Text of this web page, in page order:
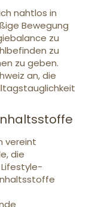
nahtlos in
Bewegung
zu
zu
zu geben.
an, die
vereint
die